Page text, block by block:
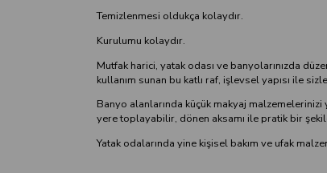
Temizlenmesi oldukça kolaydır.
Kurulumu kolaydır.
Mutfak harici, yatak odası ve banyolarınızda
kullanım sunan bu katlı raf, işlevsel yapısı ile
Banyo alanlarında küçük makyaj
yere toplayabilir, dönen aksamı ile pratik bir
Yatak odalarında yine kişisel bakım ve ufak